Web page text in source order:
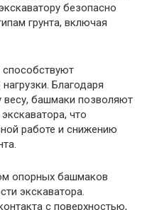
безопасно
грунта, включая
Благодаря
весу, башмаки позволяют
что
работе и снижению
опорных башмаков
экскаватора.
с поверхностью,